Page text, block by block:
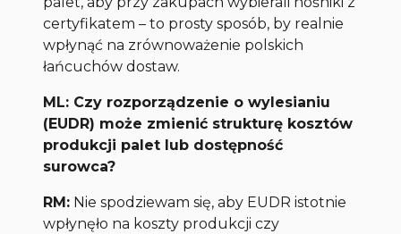
certyfikatem – to prosty sposób, by realnie
wpłynąć na zrównoważenie polskich
łańcuchów dostaw.
ML: Czy rozporządzenie o wylesianiu
(EUDR) może zmienić strukturę kosztów
produkcji palet lub dostępność
surowca?
RM: Nie spodziewam się, aby EUDR istotnie
wpłynęło na koszty produkcji czy